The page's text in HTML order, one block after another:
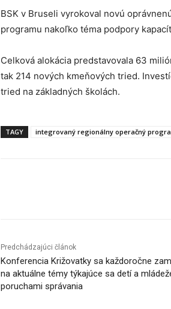
BSK v Bruseli vyrokoval novú
programu nakoľko téma podpory
Celková alokácia predstavovala 63
tak 214 nových kmeňových tried.
tried na základných školách.
TAGY integrovaný regionálny operačný
Predchádzajúci článok
Konferencia Križovatky sa každoročne
na aktuálne témy týkajúce sa detí a
poruchami správania